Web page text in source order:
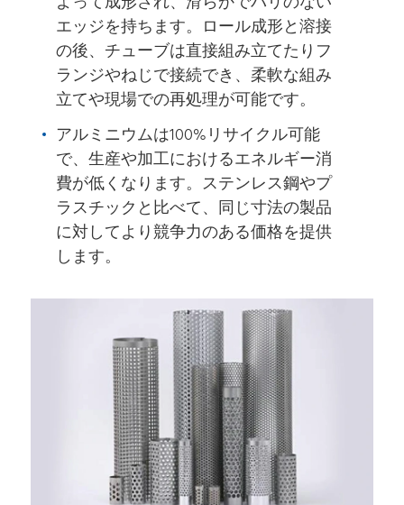
エッジを持ちます。ロール成形と溶接
の後、チューブは直接組み立てたりフ
ランジやねじで接続でき、柔軟な組み
立てや現場での再処理が可能です。
アルミニウムは100%リサイクル可能
で、生産や加工におけるエネルギー消
費が低くなります。ステンレス鋼やプ
ラスチックと比べて、同じ寸法の製品
に対してより競争力のある価格を提供
します。